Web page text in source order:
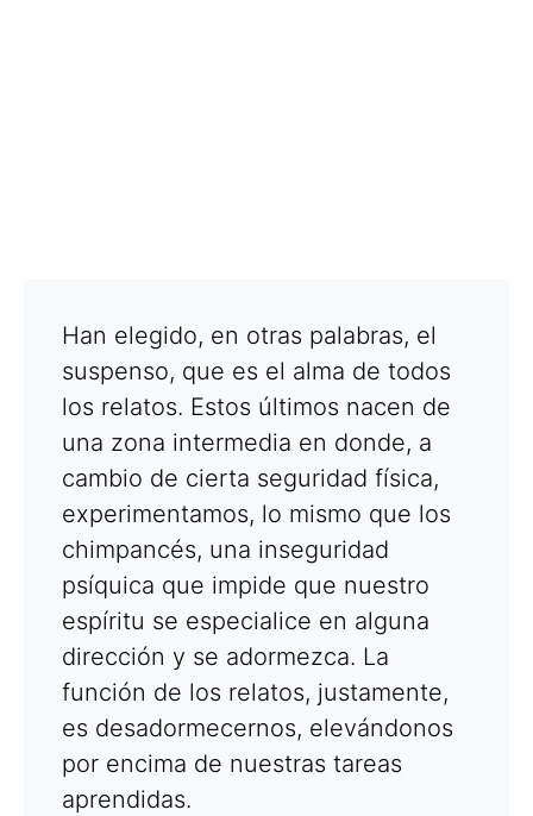
Han elegido, en otras palabras, el
suspenso, que es el alma de todos
los relatos. Estos últimos nacen de
una zona intermedia en donde, a
cambio de cierta seguridad física,
experimentamos, lo mismo que los
chimpancés, una inseguridad
psíquica que impide que nuestro
espíritu se especialice en alguna
dirección y se adormezca. La
función de los relatos, justamente,
es desadormecernos, elevándonos
por encima de nuestras tareas
aprendidas.